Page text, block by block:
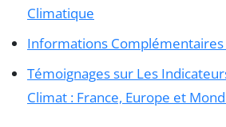
Climatique
Informations
Témoignages sur Les
Climat : France, Europe et